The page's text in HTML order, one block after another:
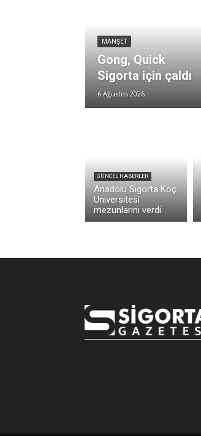
MANŞET
Gong, Quick
Sigorta için çaldı
6 Ağustos 2026
GÜNCEL HABERLER
Anadolu Sigorta Koç
Üniversitesi
mezunlarını verdi